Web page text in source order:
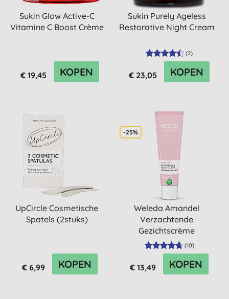
Sukin Glow Active-C
Vitamine C Boost Crème
€ 19,45 KOPEN
Sukin Purely Ageless
Restorative Night Cream
(2)
€ 23,05 KOPEN
UpCircle Cosmetische
Spatels (2stuks)
€ 6,99 KOPEN
-25%
Weleda Amandel
Verzachtende
Gezichtscrème
(10)
€ 13,49 KOPEN